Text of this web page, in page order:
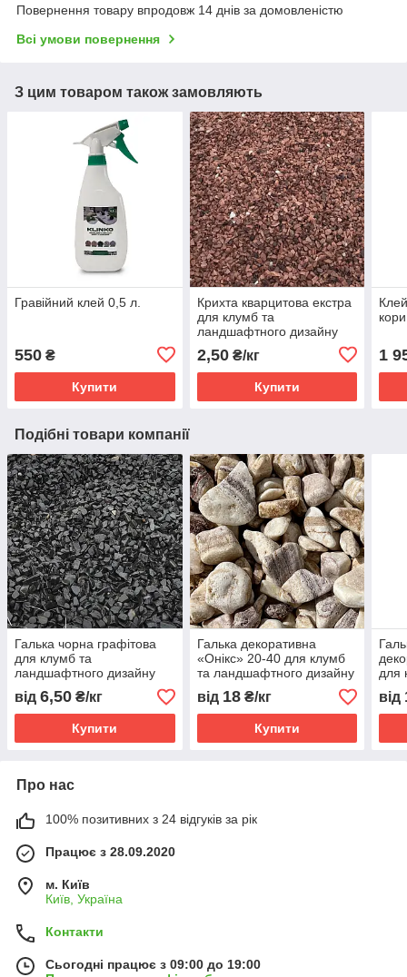
Повернення товару впродовж 14 днів за домовленістю
Всі умови повернення
З цим товаром також замовляють
Гравійний клей 0,5 л.
550 ₴
Купити
Крихта кварцитова екстра
для клумб та
ландшафтного дизайну
2,50₴/кг
Купити
1
Подібні товари компанії
Галька чорна графітова
для клумб та
ландшафтного дизайну
від 6,50 ₴/кг
Купити
Галька декоративна
«Онікс» 20-40 для клумб
та ландшафтного дизайну
від 18₴/кг
Купити
для
від
Про нас
100% позитивних з 24 відгуків за рік
Працює з 28.09.2020
м. Київ
Київ, Україна
Контакти
Сьогодні працює з 09:00 до 19:00